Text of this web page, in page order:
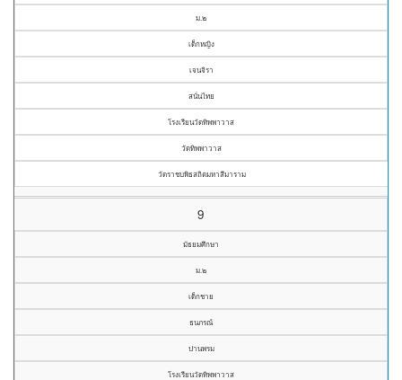
ม.๒
เด็กหญิง
เจนจิรา
สนั่นไทย
โรงเรียนวัดทิพพาวาส
วัดทิพพาวาส
วัดราชบพิธสถิตมหาสีมาราม
9
มัธยมศึกษา
ม.๒
เด็กชาย
ธนภรณ์
ปานพรม
โรงเรียนวัดทิพพาวาส